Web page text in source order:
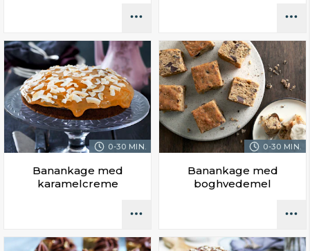
0-30 MIN.
Banankage med
karamelcreme
0-30 MIN.
Banankage med
boghvedemel